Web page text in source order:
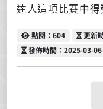
達人這項比賽中得
點閱
點閱：604 更新
更新
發佈時間
發佈時間：2025-03-